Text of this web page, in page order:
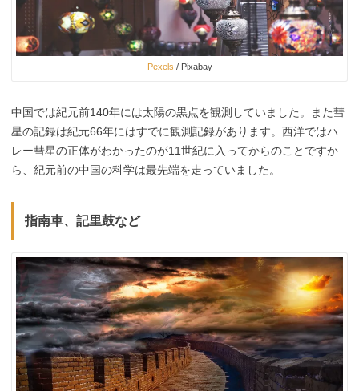
Pexels / Pixabay
中国では紀元前140年には太陽の黒点を観測していました。また彗
星の記録は紀元66年にはすでに観測記録があります。西洋ではハ
レー彗星の正体がわかったのが11世紀に入ってからのことですか
ら、紀元前の中国の科学は最先端を走っていました。
指南車、記里鼓など